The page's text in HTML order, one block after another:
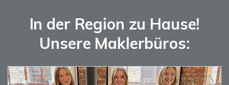
In der Region zu Hause!
Unsere Maklerbüros: